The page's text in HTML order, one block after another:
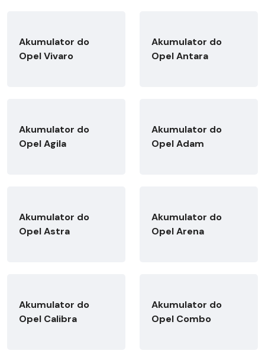
Akumulator do
Opel Vivaro
Akumulator do
Opel Antara
Akumulator do
Opel Agila
Akumulator do
Opel Adam
Akumulator do
Opel Astra
Akumulator do
Opel Arena
Akumulator do
Opel Calibra
Akumulator do
Opel Combo